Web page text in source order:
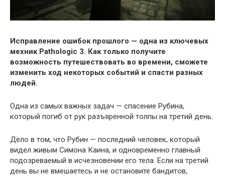
Исправление ошибок прошлого — одна из ключевых
мехник Pathologic 3. Как только получите
возможность путешествовать во времени, сможете
изменить ход некоторых событий и спасти разных
людей.
Одна из самых важных задач — спасение Рубина,
который погиб от рук разъяренной толпы на третий день.
Дело в том, что Рубин — последний человек, который
видел живым Симона Каина, и одновременно главный
подозреваемый в исчезновении его тела. Если на третий
день вы не вмешаетесь и не остановите бандитов,